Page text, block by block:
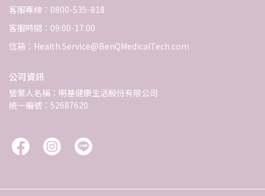
客服專線：0800-535-818
客服時間：09:00-17:00
信箱：Health.Service@BenQMedicalTech.com
公司資訊
營業人名稱：明基健康生活股份有限公司
統一編號：52687620